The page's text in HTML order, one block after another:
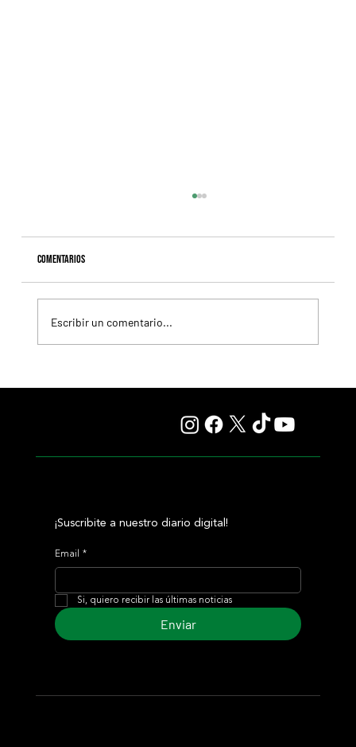
Comentarios
Escribir un comentario...
¡Suscribite a nuestro diario digital!
Email *
Si, quiero recibir las últimas noticias
Enviar